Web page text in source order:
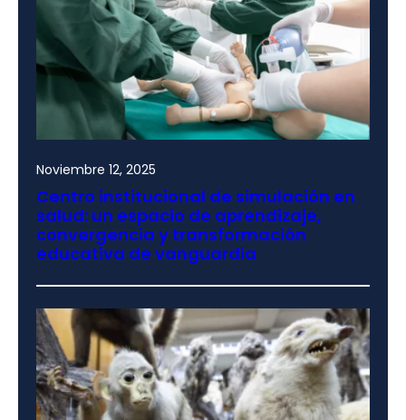
Noviembre 12, 2025
Centro institucional de simulación en
salud: un espacio de aprendizaje,
convergencia y transformación
educativa de vanguardia